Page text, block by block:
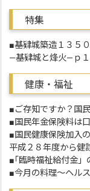
特集
■基肄城築造１３５
―基肄城と烽火―ｐ１
健康・福祉
■ご存知ですか？国
■国民年金保険料は
■国民健康保険加入
平成２８年度から健
■｢臨時福祉給付金」
■今月の料理～ヘル